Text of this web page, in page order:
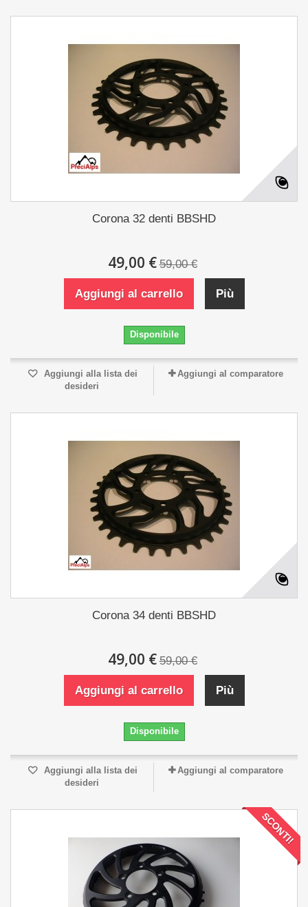
Corona 32 denti BBSHD
49,00 € 59,00 €
Aggiungi al carrello Più
Disponibile
Aggiungi alla lista dei
desideri
Aggiungi al comparatore
Corona 34 denti BBSHD
49,00 € 59,00 €
Aggiungi al carrello Più
Disponibile
Aggiungi alla lista dei
desideri
Aggiungi al comparatore
SCONTI!